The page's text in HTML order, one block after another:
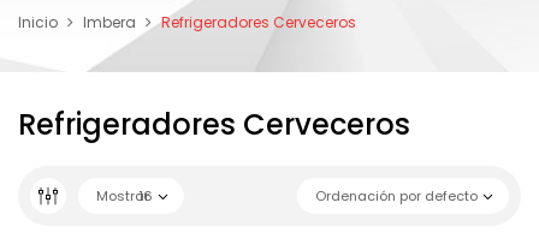
Inicio Imbera Refrigeradores Cerveceros
Refrigeradores Cerveceros
Ordenación por defecto
Mostrar
16